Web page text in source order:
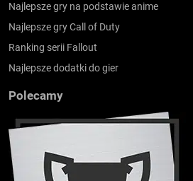
Najlepsze gry na podstawie anime
Najlepsze gry Call of Duty
Ranking serii Fallout
Najlepsze dodatki do gier
Polecamy